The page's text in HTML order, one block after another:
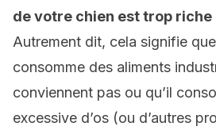
de votre chien est trop riche
Autrement dit, cela signifie
consomme des aliments
conviennent pas ou qu’il
excessive d’os (ou d’autres